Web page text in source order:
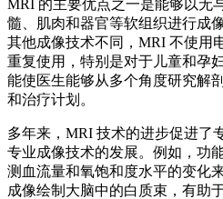
MRI 的主要优点之一是能够以无
髓、肌肉和器官等软组织进行成
其他成像技术不同，MRI 不使用
重复使用，特别是对于儿童和孕
能使医生能够从多个角度研究解
和治疗计划。
多年来，MRI 技术的进步促进了
专业成像技术的发展。例如，功
测血流量和氧饱和度水平的变化
成像绘制大脑中的白质束，有助